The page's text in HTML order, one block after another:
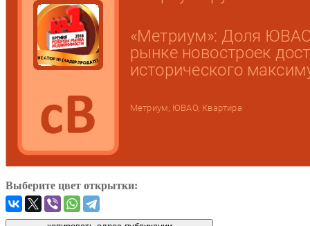
Выберите цвет открытки: